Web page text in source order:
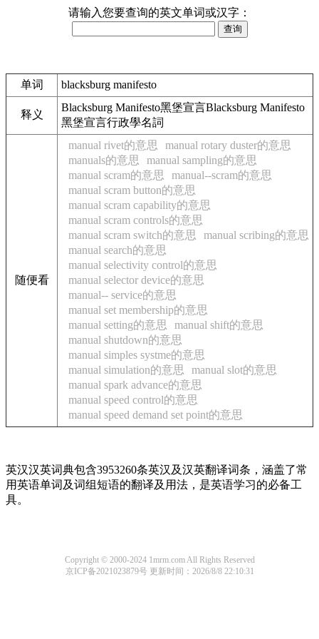
请输入您要查询的英文单词或汉字：
单词 blacksburg manifesto
释义
Blacksburg Manifesto黑堡宣言Blacksburg Manifesto
黑堡宣言行政學名詞
随便看
manual rivet的意思
manual rotary duster的意思
manuals的意思
manual sampling的意思
manual scram的意思
manual--scram的意思
manual scram button的意思
manual scram capability的意思
manual scram controls的意思
manual scram switch的意思
manual scribing的意思
manual search的意思
manual selectivity control的意思
manual selector device的意思
manual-- service的意思
manual set membership的意思
manual setting的意思
manual shift的意思
manual shutdown的意思
manual simples systme的意思
manual simulation的意思
manual slot的意思
manual spark advance的意思
manual speed control的意思
manual speed demand set point的意思
英汉汉英词典包含3953260条英汉及汉英翻译词条，涵盖了常
用英语单词及词组短语的翻译及用法，是英语学习的必备工
具。
Copyright © 2000-2024 1mrm.com All Rights Reserved
京ICP备2021023879号 更新时间：2026/8/8 22:10:31